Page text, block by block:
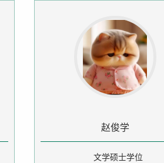
赵俊学
文学硕士学位